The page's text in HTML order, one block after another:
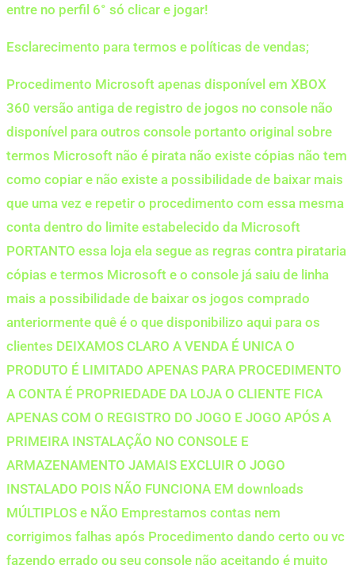
entre no perfil 6° só clicar e jogar!
Esclarecimento para termos e políticas de vendas;
Procedimento Microsoft apenas disponível em XBOX
360 versão antiga de registro de jogos no console não
disponível para outros console portanto original sobre
termos Microsoft não é pirata não existe cópias não tem
como copiar e não existe a possibilidade de baixar mais
que uma vez e repetir o procedimento com essa mesma
conta dentro do limite estabelecido da Microsoft
PORTANTO essa loja ela segue as regras contra pirataria
cópias e termos Microsoft e o console já saiu de linha
mais a possibilidade de baixar os jogos comprado
anteriormente quê é o que disponibilizo aqui para os
clientes DEIXAMOS CLARO A VENDA É UNICA O
PRODUTO É LIMITADO APENAS PARA PROCEDIMENTO
A CONTA É PROPRIEDADE DA LOJA O CLIENTE FICA
APENAS COM O REGISTRO DO JOGO E JOGO APÓS A
PRIMEIRA INSTALAÇÃO NO CONSOLE E
ARMAZENAMENTO JAMAIS EXCLUIR O JOGO
INSTALADO POIS NÃO FUNCIONA EM downloads
MÚLTIPLOS e NÃO Emprestamos contas nem
corrigimos falhas após Procedimento dando certo ou vc
fazendo errado ou seu console não aceitando é muito